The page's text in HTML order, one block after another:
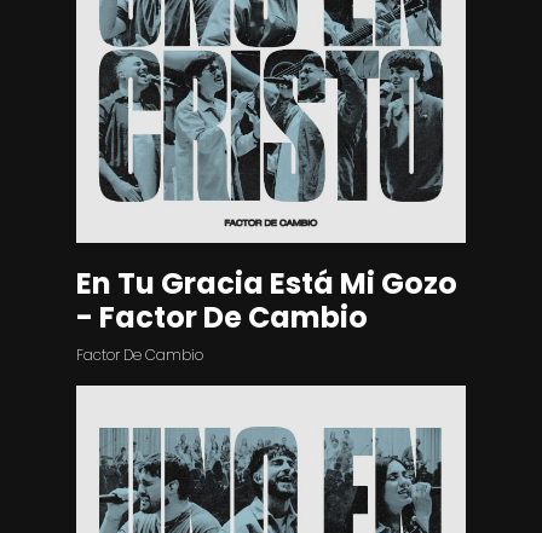
En Tu Gracia Está Mi Gozo
- Factor De Cambio
Factor De Cambio